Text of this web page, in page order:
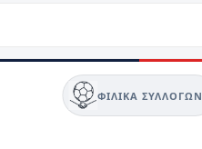
ΦΙΛΙΚΆ ΣΥΛΛΌΓΩΝ